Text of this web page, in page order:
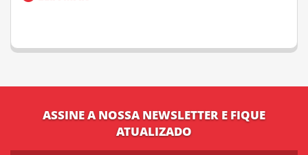
ASSINE A NOSSA NEWSLETTER E FIQUE
ATUALIZADO